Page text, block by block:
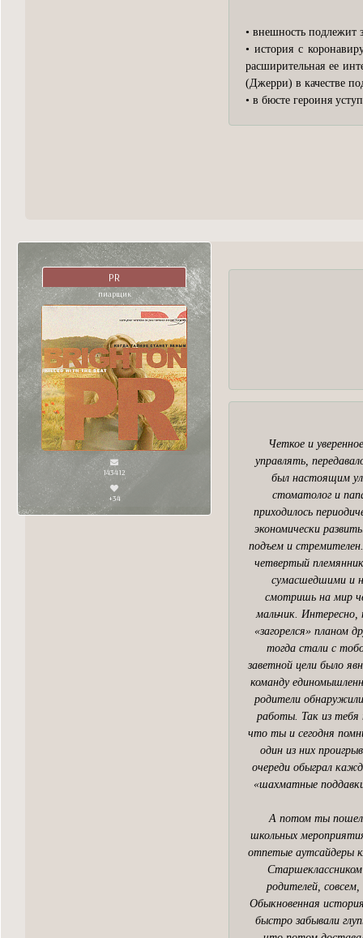
• внешность подлежит
• история с
расширительная ее
(Джерри) в качестве
• в бюсте героиня
PR
пиарщик
143412
+34
Четкое и
управлять,
был настоящим
стоматолог и
приходилось
экономически
подъем и
четвертый
сумасшедшими и
смотришь на мир
мальчик. Интересно,
«загорелся» планом
тогда стали с
заветной цели было
команду
родители
работы. Так из тебя
что ты и сегодня
один из них
очереди обыграл
«шахматные
А потом ты пошел
школьных
отпетые аутсайдеры
родителей,
Обыкновенная
быстро забывали